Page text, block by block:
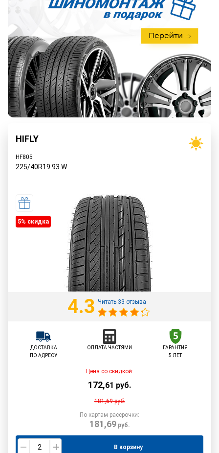
HIFLY
HF805
225/40R19 93 W
5% cкидка
4.3 Читать 33 отзыва
ДОСТАВКА
ПО АДРЕСУ
ОПЛАТА ЧАСТЯМИ
ГАРАНТИЯ
5 ЛЕТ
Цена со скидкой:
172,61 руб.
181,69руб.
По картам рассрочки:
181,69руб.
В корзину